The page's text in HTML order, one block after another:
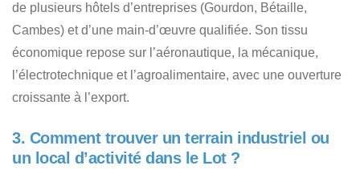
de plusieurs hôtels d’entreprises (Gourdon, Bétaille,
Cambes) et d’une main-d’œuvre qualifiée. Son tissu
économique repose sur l’aéronautique, la mécanique,
l’électrotechnique et l’agroalimentaire, avec une ouverture
croissante à l’export.
3. Comment trouver un terrain industriel ou
un local d’activité dans le Lot ?